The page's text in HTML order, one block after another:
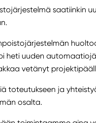
saatiinkin
heti uuden
vetänyt
toteutukseen ja
osalta.